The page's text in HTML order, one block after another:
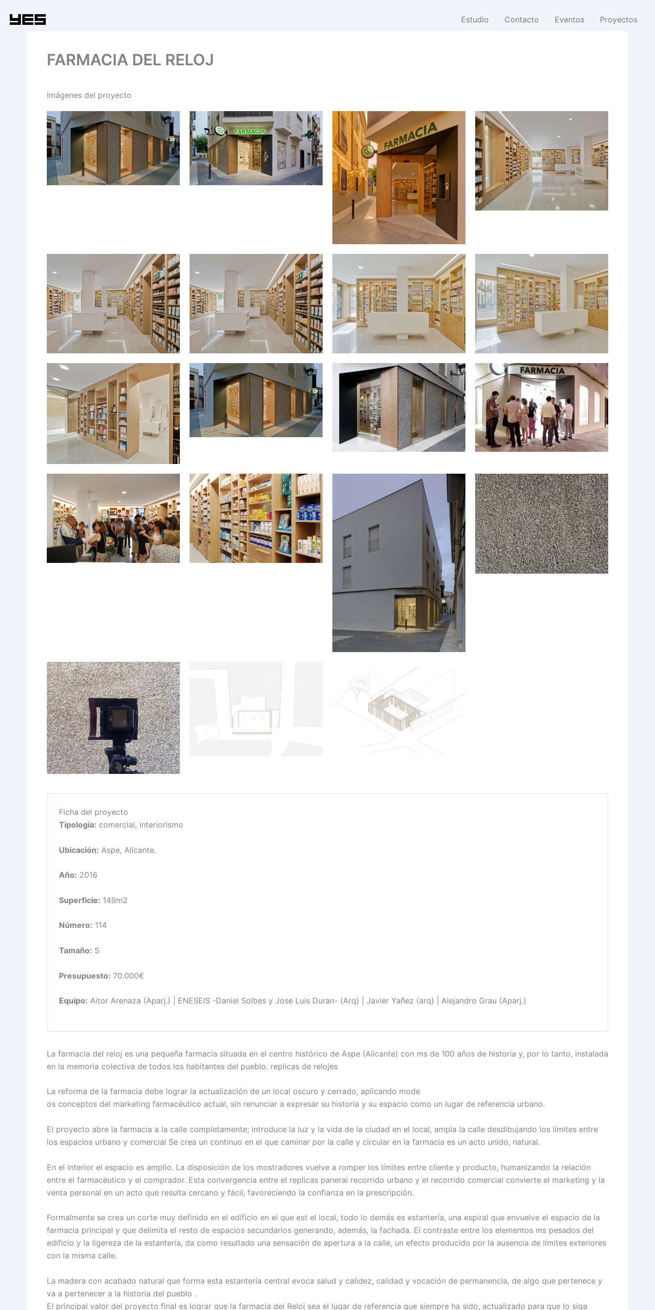
Estudio Contacto Eventos Proyectos
FARMACIA DEL RELOJ
Imágenes del proyecto
Ficha del proyecto
Tipología: comercial, interiorismo
Ubicación: Aspe, Alicante.
Año: 2016
Superficie: 149m2
Número: 114
Tamaño: S
Presupuesto: 70.000€
Equipo: Aitor Arenaza (Aparj.) | ENESEIS -Daniel Solbes y Jose Luis Duran- (Arq) | Javier Yañez (arq) | Alejandro Grau (Aparj.)
La farmacia del reloj es una pequeña farmacia situada en el centro histórico de Aspe (Alicante) con ms de 100 años de historia y, por lo tanto, instalada
en la memoria colectiva de todos los habitantes del pueblo. replicas de relojes
La reforma de la farmacia debe lograr la actualización de un local oscuro y cerrado, aplicando mode
os conceptos del marketing farmacéutico actual, sin renunciar a expresar su historia y su espacio como un lugar de referencia urbano.
El proyecto abre la farmacia a la calle completamente; introduce la luz y la vida de la ciudad en el local, ampla la calle desdibujando los límites entre
los espacios urbano y comercial Se crea un continuo en el que caminar por la calle y circular en la farmacia es un acto unido, natural.
En el interior el espacio es amplio. La disposición de los mostradores vuelve a romper los límites entre cliente y producto, humanizando la relación
entre el farmacéutico y el comprador. Esta convergencia entre el replicas panerai recorrido urbano y el recorrido comercial convierte el marketing y la
venta personal en un acto que resulta cercano y fácil, favoreciendo la confianza en la prescripción.
Formalmente se crea un corte muy definido en el edificio en el que est el local, todo lo demás es estantería, una espiral que envuelve el espacio de la
farmacia principal y que delimita el resto de espacios secundarios generando, además, la fachada. El contraste entre los elementos ms pesados del
edificio y la ligereza de la estantería, da como resultado una sensación de apertura a la calle, un efecto producido por la ausencia de límites exteriores
con la misma calle.
La madera con acabado natural que forma esta estantería central evoca salud y calidez, calidad y vocación de permanencia, de algo que pertenece y
va a pertenecer a la historia del pueblo .
El principal valor del proyecto final es lograr que la farmacia del Reloj sea el lugar de referencia que siempre ha sido, actualizado para que lo siga